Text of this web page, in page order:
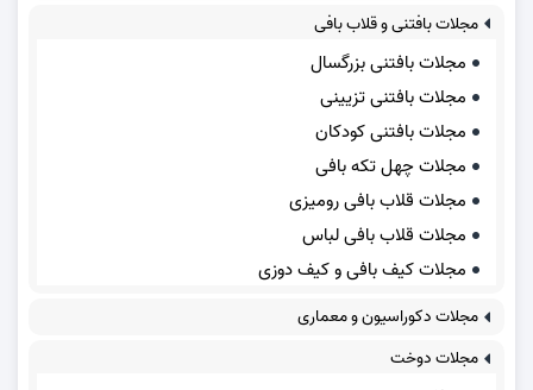
مجلات بافتنی و قلاب بافی
مجلات بافتنی بزرگسال
مجلات بافتنی تزیینی
مجلات بافتنی کودکان
مجلات چهل تکه بافی
مجلات قلاب بافی رومیزی
مجلات قلاب بافی لباس
مجلات کیف بافی و کیف دوزی
مجلات دکوراسیون و معماری
مجلات دوخت